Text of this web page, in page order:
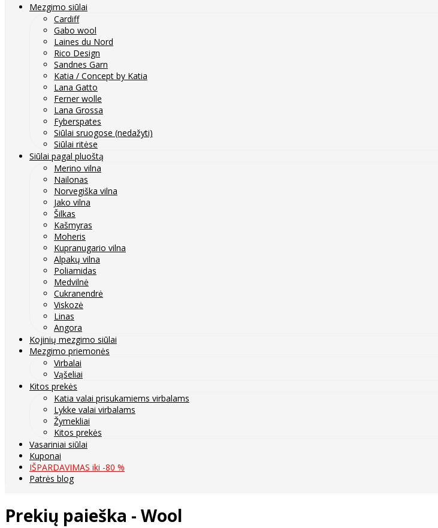
Mezgimo siūlai
Cardiff
Gabo wool
Laines du Nord
Rico Design
Sandnes Garn
Katia / Concept by Katia
Lana Gatto
Ferner wolle
Lana Grossa
Fyberspates
Siūlai sruogose (nedažyti)
Siūlai ritėse
Siūlai pagal pluoštą
Merino vilna
Nailonas
Norvegiška vilna
Jako vilna
Šilkas
Kašmyras
Moheris
Kupranugario vilna
Alpakų vilna
Poliamidas
Medvilnė
Cukranendrė
Viskozė
Linas
Angora
Kojinių mezgimo siūlai
Mezgimo priemonės
Virbalai
Vąšeliai
Kitos prekės
Katia valai prisukamiems virbalams
Lykke valai virbalams
Žymekliai
Kitos prekės
Vasariniai siūlai
Kuponai
IŠPARDAVIMAS iki -80 %
Patrės blog
Prekių paieška - Wool